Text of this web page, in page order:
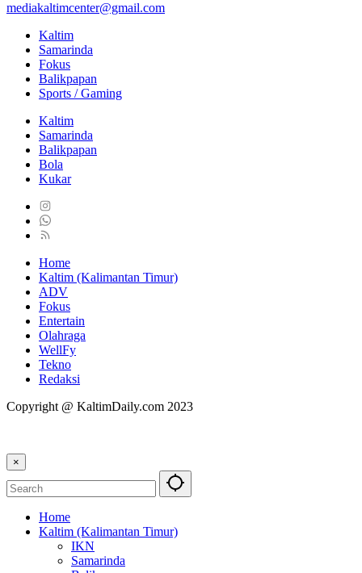
mediakaltimcenter@gmail.com
Kaltim
Samarinda
Fokus
Balikpapan
Sports / Gaming
Kaltim
Samarinda
Balikpapan
Bola
Kukar
Home
Kaltim (Kalimantan Timur)
ADV
Fokus
Entertain
Olahraga
WellFy
Tekno
Redaksi
Copyright @ KaltimDaily.com 2023
×
Home
Kaltim (Kalimantan Timur)
IKN
Samarinda